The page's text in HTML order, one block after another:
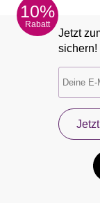
10%
Rabatt
Jetzt
sichern!